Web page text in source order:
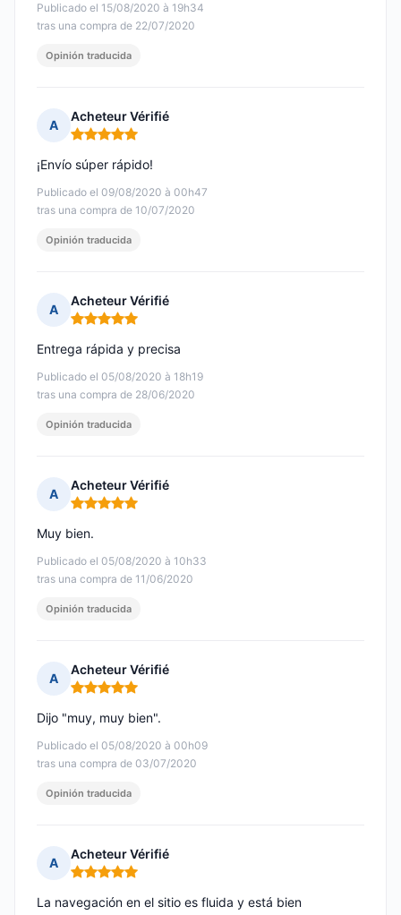
Publicado el 15/08/2020 à 19h34
tras una compra de 22/07/2020
Opinión traducida
A
Acheteur Vérifié
Nota: 5 de 5
Publicado el 09/08/2020 à 00h47
tras una compra de 10/07/2020
¡Envío súper rápido!
Opinión traducida
A
Acheteur Vérifié
Nota: 5 de 5
Publicado el 05/08/2020 à 18h19
tras una compra de 28/06/2020
Entrega rápida y precisa
Opinión traducida
A
Acheteur Vérifié
Nota: 5 de 5
Publicado el 05/08/2020 à 10h33
tras una compra de 11/06/2020
Muy bien.
Opinión traducida
A
Acheteur Vérifié
Nota: 5 de 5
Publicado el 05/08/2020 à 00h09
tras una compra de 03/07/2020
Dijo "muy, muy bien".
Opinión traducida
A
Acheteur Vérifié
Nota: 5 de 5
La navegación en el sitio es fluida y está bien